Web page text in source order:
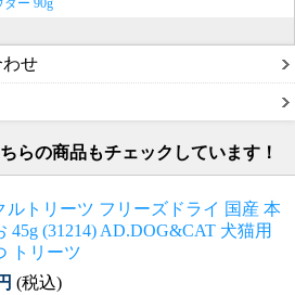
ダー 90g
せ
らの商品もチェックしています！
ルトリーツ フリーズドライ 国産 本
45g (31214) AD.DOG&CAT 犬猫用
トリーツ
(税込)